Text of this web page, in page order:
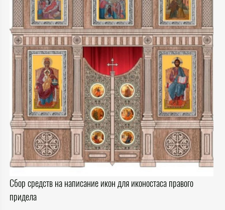
Сбор средств на написание икон для иконостаса правого
придела